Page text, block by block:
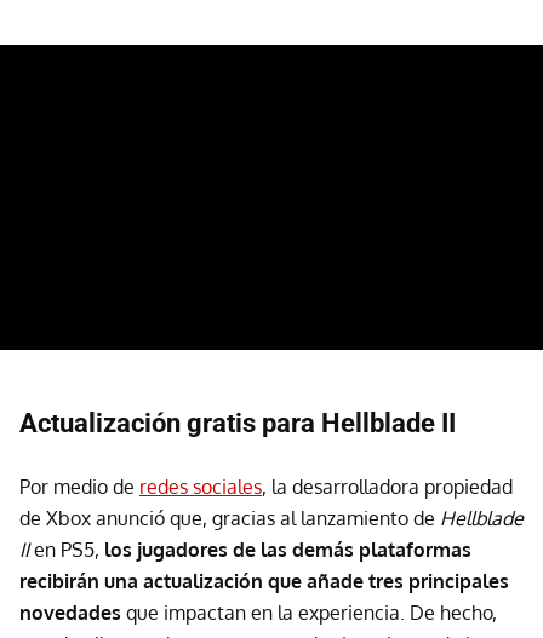
Actualización gratis para Hellblade II
Por medio de redes sociales, la desarrolladora propiedad
de Xbox anunció que, gracias al lanzamiento de Hellblade
IIen PS5, los jugadores de las demás plataformas
recibirán una actualización que añade tres principales
novedades que impactan en la experiencia. De hecho,